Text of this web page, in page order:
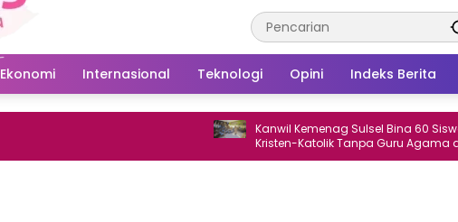
Ekonomi Internasional Teknologi Opini Indeks Berita
Kanwil Kemenag Sulsel Bina 60 Siswa
Kristen-Katolik Tanpa Guru Agama di
Gowa